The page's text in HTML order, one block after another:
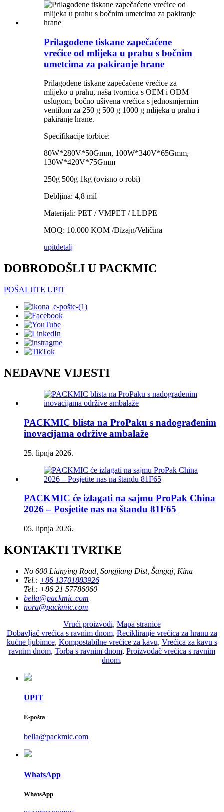
Prilagođene tiskane zapečaćene
vrećice od mlijeka u prahu s bočnim
umetcima za pakiranje hrane
Prilagođene tiskane zapečaćene vrećice za
mlijeko u prahu, naša tvornica s OEM i ODM
uslugom, bočno ušivena vrećica s jednosmjernim
ventilom za 250 g 500 g 1000 g mlijeka u prahu i
pakiranje hrane.
Specifikacije torbice:
80W*280V*50Gmm, 100W*340V*65Gmm,
130W*420V*75Gmm
250g 500g 1kg (ovisno o robi)
Debljina: 4,8 mil
Materijali: PET / VMPET / LLDPE
MOQ: 10.000 KOM /Dizajn/Veličina
upitdetalj
DOBRODOŠLI U PACKMIC
POŠALJITE UPIT
NEDAVNE VIJESTI
PACKMIC blista na ProPaku s nadograđenim
inovacijama održive ambalaže
25. lipnja 2026.
PACKMIC će izlagati na sajmu ProPak China
2026 – Posjetite nas na štandu 81F65
05. lipnja 2026.
KONTAKTI TVRTKE
No 600 Lianying Road, Songjiang Dist, Šangaj, Kina
Tel.: +86 13701883926
Tel.: +86 21 57786060
bella@packmic.com
nora@packmic.com
Vrući proizvodi, Mapa stranice
Dobavljač vrećica s ravnim dnom, Recikliranje vrećica za hranu za
kućne ljubimce, Kompostabilne vrećice za kavu, Vrećica za kavu s
ravnim dnom, Torba s ravnim dnom, Proizvođač vrećica s ravnim
dnom,
UPIT
E-pošta
bella@packmic.com
WhatsApp
WhatsApp